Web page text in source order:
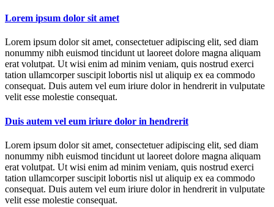
Lorem ipsum dolor sit amet
Lorem ipsum dolor sit amet, consectetuer adipiscing elit, sed diam
nonummy nibh euismod tincidunt ut laoreet dolore magna aliquam
erat volutpat. Ut wisi enim ad minim veniam, quis nostrud exerci
tation ullamcorper suscipit lobortis nisl ut aliquip ex ea commodo
consequat. Duis autem vel eum iriure dolor in hendrerit in vulputate
velit esse molestie consequat.
Duis autem vel eum iriure dolor in hendrerit
Lorem ipsum dolor sit amet, consectetuer adipiscing elit, sed diam
nonummy nibh euismod tincidunt ut laoreet dolore magna aliquam
erat volutpat. Ut wisi enim ad minim veniam, quis nostrud exerci
tation ullamcorper suscipit lobortis nisl ut aliquip ex ea commodo
consequat. Duis autem vel eum iriure dolor in hendrerit in vulputate
velit esse molestie consequat.